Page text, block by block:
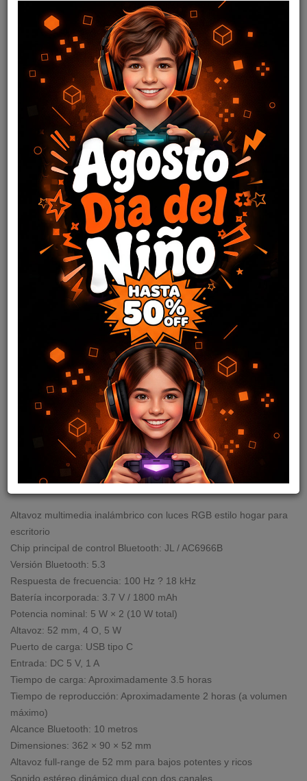
PARLANTE BARRA SP928
BT RGB 10W VIDVIE
cod: I02252
37,24
Disponible en stock
Altavoz multimedia inalámbrico con luces RGB estilo hogar para
escritorio
Chip principal de control Bluetooth: JL / AC6966B
Versión Bluetooth: 5.3
Respuesta de frecuencia: 100 Hz ? 18 kHz
Batería incorporada: 3.7 V / 1800 mAh
Potencia nominal: 5 W × 2 (10 W total)
Altavoz: 52 mm, 4 O, 5 W
Puerto de carga: USB tipo C
Entrada: DC 5 V, 1 A
Tiempo de carga: Aproximadamente 3.5 horas
Tiempo de reproducción: Aproximadamente 2 horas (a volumen
máximo)
Alcance Bluetooth: 10 metros
Dimensiones: 362 × 90 × 52 mm
Altavoz full-range de 52 mm para bajos potentes y ricos
Sonido estéreo dinámico dual con dos canales